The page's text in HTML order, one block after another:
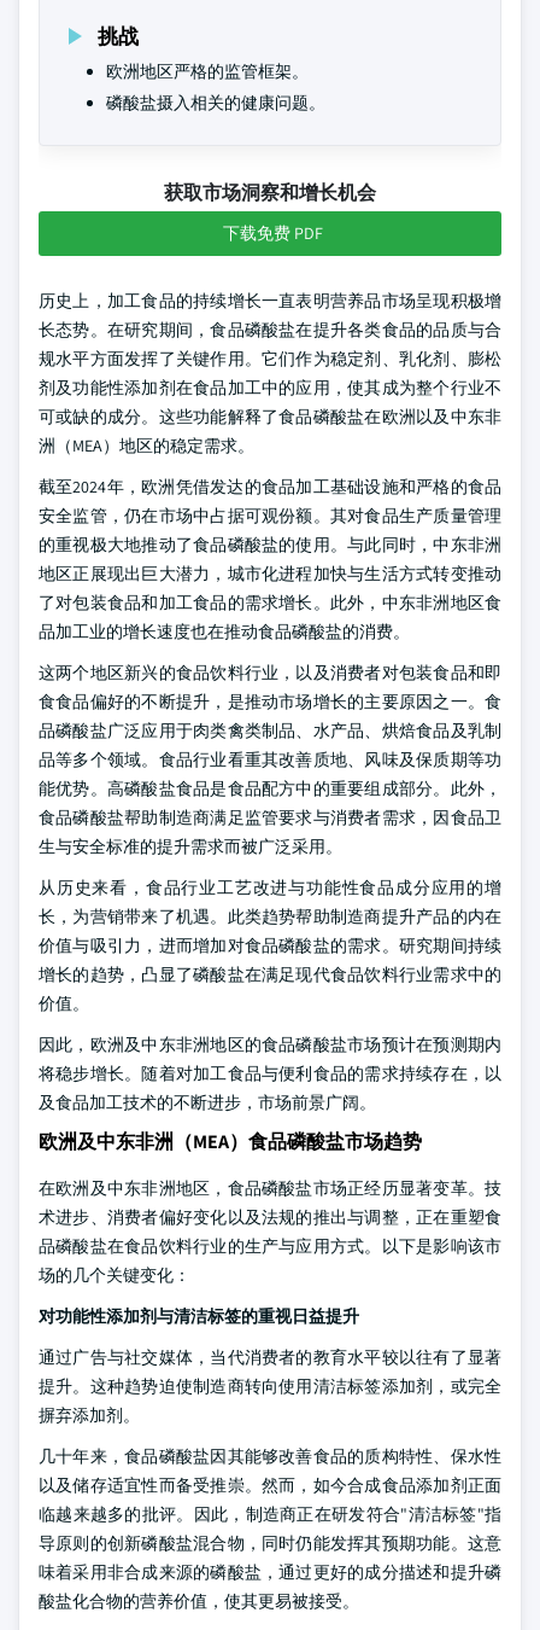
挑战
欧洲地区严格的监管框架。
磷酸盐摄入相关的健康问题。
获取市场洞察和增长机会
下载免费 PDF
历史上，加工食品的持续增长一直表明营养品市场呈现积极增
长态势。在研究期间，食品磷酸盐在提升各类食品的品质与合
规水平方面发挥了关键作用。它们作为稳定剂、乳化剂、膨松
剂及功能性添加剂在食品加工中的应用，使其成为整个行业不
可或缺的成分。这些功能解释了食品磷酸盐在欧洲以及中东非
洲（MEA）地区的稳定需求。
截至2024年，欧洲凭借发达的食品加工基础设施和严格的食品
安全监管，仍在市场中占据可观份额。其对食品生产质量管理
的重视极大地推动了食品磷酸盐的使用。与此同时，中东非洲
地区正展现出巨大潜力，城市化进程加快与生活方式转变推动
了对包装食品和加工食品的需求增长。此外，中东非洲地区食
品加工业的增长速度也在推动食品磷酸盐的消费。
这两个地区新兴的食品饮料行业，以及消费者对包装食品和即
食食品偏好的不断提升，是推动市场增长的主要原因之一。食
品磷酸盐广泛应用于肉类禽类制品、水产品、烘焙食品及乳制
品等多个领域。食品行业看重其改善质地、风味及保质期等功
能优势。高磷酸盐食品是食品配方中的重要组成部分。此外，
食品磷酸盐帮助制造商满足监管要求与消费者需求，因食品卫
生与安全标准的提升需求而被广泛采用。
从历史来看，食品行业工艺改进与功能性食品成分应用的增
长，为营销带来了机遇。此类趋势帮助制造商提升产品的内在
价值与吸引力，进而增加对食品磷酸盐的需求。研究期间持续
增长的趋势，凸显了磷酸盐在满足现代食品饮料行业需求中的
价值。
因此，欧洲及中东非洲地区的食品磷酸盐市场预计在预测期内
将稳步增长。随着对加工食品与便利食品的需求持续存在，以
及食品加工技术的不断进步，市场前景广阔。
欧洲及中东非洲（MEA）食品磷酸盐市场趋势
在欧洲及中东非洲地区，食品磷酸盐市场正经历显著变革。技
术进步、消费者偏好变化以及法规的推出与调整，正在重塑食
品磷酸盐在食品饮料行业的生产与应用方式。以下是影响该市
场的几个关键变化：
对功能性添加剂与清洁标签的重视日益提升
通过广告与社交媒体，当代消费者的教育水平较以往有了显著
提升。这种趋势迫使制造商转向使用清洁标签添加剂，或完全
摒弃添加剂。
几十年来，食品磷酸盐因其能够改善食品的质构特性、保水性
以及储存适宜性而备受推崇。然而，如今合成食品添加剂正面
临越来越多的批评。因此，制造商正在研发符合"清洁标签"指
导原则的创新磷酸盐混合物，同时仍能发挥其预期功能。这意
味着采用非合成来源的磷酸盐，通过更好的成分描述和提升磷
酸盐化合物的营养价值，使其更易被接受。